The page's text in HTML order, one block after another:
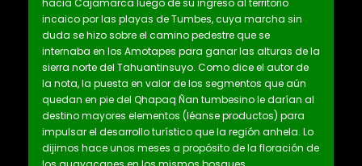
hacia Cajamarca luego de su ingreso al territorio
incaico por las playas de Tumbes, cuya marcha sin
duda se hizo sobre el camino pedestre que se
internaba en los Amotapes para ganar las alturas de la
sierra norte del Tahuantinsuyo. Como dice el autor de
la nota, la puesta en valor de los segmentos que aún
quedan en pie del Qhapaq Ñan tumbesino le darían al
destino mayores elementos (léanse productos) para
impulsar el desarrollo turístico que la región anhela. Lo
dijimos hace unos meses a propósito de la floración de